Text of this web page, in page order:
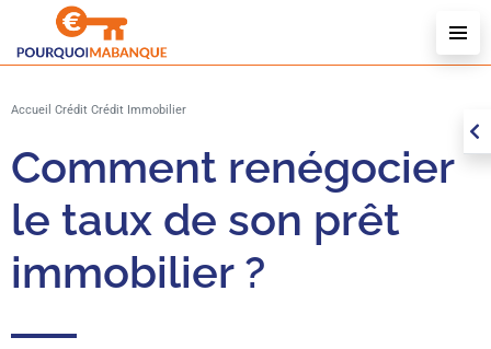
Accueil Crédit Crédit Immobilier
Comment renégocier
le taux de son prêt
immobilier ?